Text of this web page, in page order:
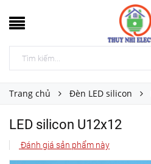
Trang chủ Đèn LED silicon
LED silicon U12x12
Đánh giá sản phẩm này